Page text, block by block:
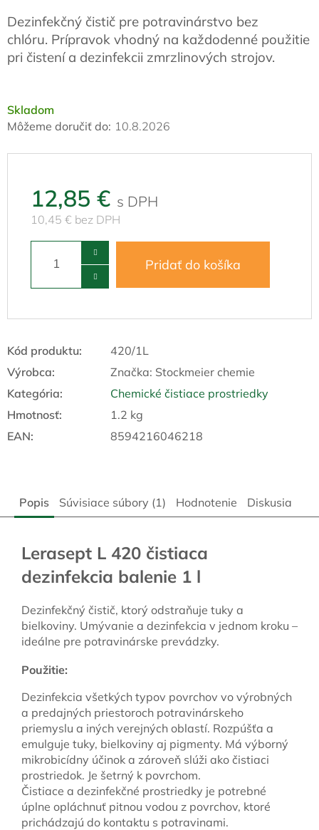
Skladom
Môžeme doručiť do: 10.8.2026
12,85 €
10,45 € bez DPH
Pridať do košíka
Dezinfekčný čistič pre potravinárstvo bez
chlóru. Prípravok vhodný na každodenné použitie
pri čistení a dezinfekcii zmrzlinových strojov.
Kód produktu:
420/1L
Výrobca:
Značka: Stockmeier chemie
Kategória:
Chemické čistiace prostriedky
Hmotnosť:
1.2 kg
EAN: 8594216046218
Popis Súvisiace súbory (1) Hodnotenie Diskusia
Lerasept L 420 čistiaca
dezinfekcia balenie 1 l
Dezinfekčný čistič, ktorý odstraňuje tuky a
bielkoviny. Umývanie a dezinfekcia v jednom kroku –
ideálne pre potravinárske prevádzky.
Použitie:
Dezinfekcia všetkých typov povrchov vo výrobných
a predajných priestoroch potravinárskeho
priemyslu a iných verejných oblastí. Rozpúšťa a
emulguje tuky, bielkoviny aj pigmenty. Má výborný
mikrobicídny účinok a zároveň slúži ako čistiaci
prostriedok. Je šetrný k povrchom.
Čistiace a dezinfekčné prostriedky je potrebné
úplne opláchnuť pitnou vodou z povrchov, ktoré
prichádzajú do kontaktu s potravinami.